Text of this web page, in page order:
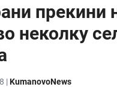
прекини
неколку
|KumanovoNews